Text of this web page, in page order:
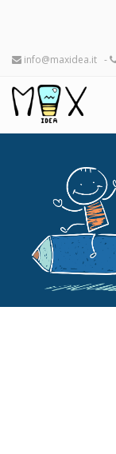
info@maxidea.it -